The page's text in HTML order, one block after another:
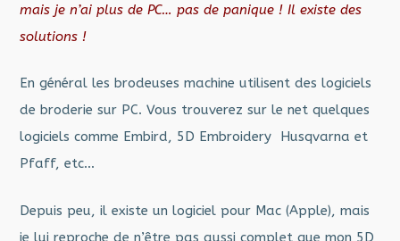
mais je n’ai plus de PC… pas de panique ! Il existe des
solutions !
En général les brodeuses machine utilisent des logiciels
de broderie sur PC. Vous trouverez sur le net quelques
logiciels comme Embird, 5D Embroidery Husqvarna et
Pfaff, etc…
Depuis peu, il existe un logiciel pour Mac (Apple), mais
je lui reproche de n’être pas aussi complet que mon 5D